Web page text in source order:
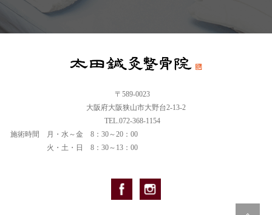
〒589-0023
大阪府大阪狭山市大野台2-13-2
TEL.072-368-1154
施術時間
月・水～金 8：30～20：00
火・土・日 8：30～13：00